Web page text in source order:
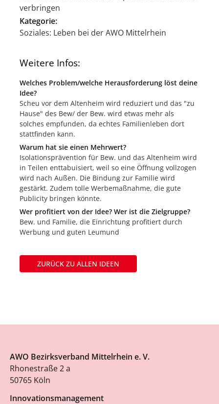
verbringen
Kategorie:
Soziales: Leben bei der AWO Mittelrhein
Weitere Infos:
Welches Problem/welche Herausforderung löst deine
Idee?
Scheu vor dem Altenheim wird reduziert und das "zu
Hause" des Bew/ der Bew. wird etwas mehr als
solches empfunden, da echtes Familienleben dort
stattfinden kann.
Warum hat sie einen Mehrwert?
Isolationsprävention für Bew. und das Altenheim wird
in Teilen enttabuisiert, weil so eine Öffnung vollzogen
wird nach Außen. Die Bindung zur Familie wird
gestärkt. Zudem tolle Werbemaßnahme, die gute
Publicity bringen könnte.
Wer profitiert von der Idee? Wer ist die Zielgruppe?
Bew. und Familie, die Einrichtung profitiert durch
Werbung und guten Leumund
ZURÜCK ZU ALLEN IDEEN
AWO Bezirksverband Mittelrhein e. V.
Rhonestraße 2 a
50765 Köln
Innovationsmanagement